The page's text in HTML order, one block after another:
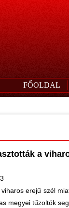
FŐOLDAL
a
viharos erejű szél
megyei tűzoltók